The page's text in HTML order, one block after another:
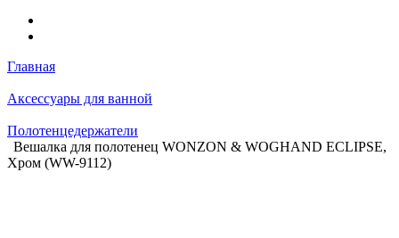
Главная
Аксессуары для ванной
Полотенцедержатели
Вешалка для полотенец WONZON & WOGHAND ECLIPSE,
Хром (WW-9112)